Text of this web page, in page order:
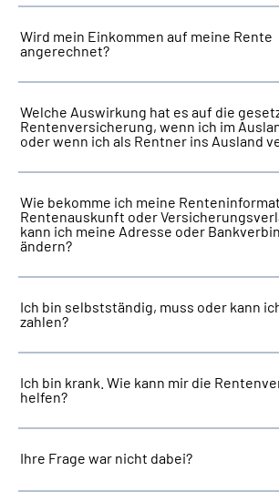
Wird mein Einkommen auf meine Rente
angerechnet?
Welche Auswirkung hat es auf die
Rentenversicherung, wenn ich im
oder wenn ich als Rentner ins Ausland
Wie bekomme ich meine
Rentenauskunft oder
kann ich meine Adresse oder
ändern?
Ich bin selbstständig, muss oder kann
zahlen?
Ich bin krank. Wie kann mir die
helfen?
Ihre Frage war nicht dabei?